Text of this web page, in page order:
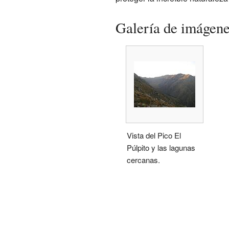
Galería de
Vista del Pico El
Púlpito y las lagunas
cercanas.